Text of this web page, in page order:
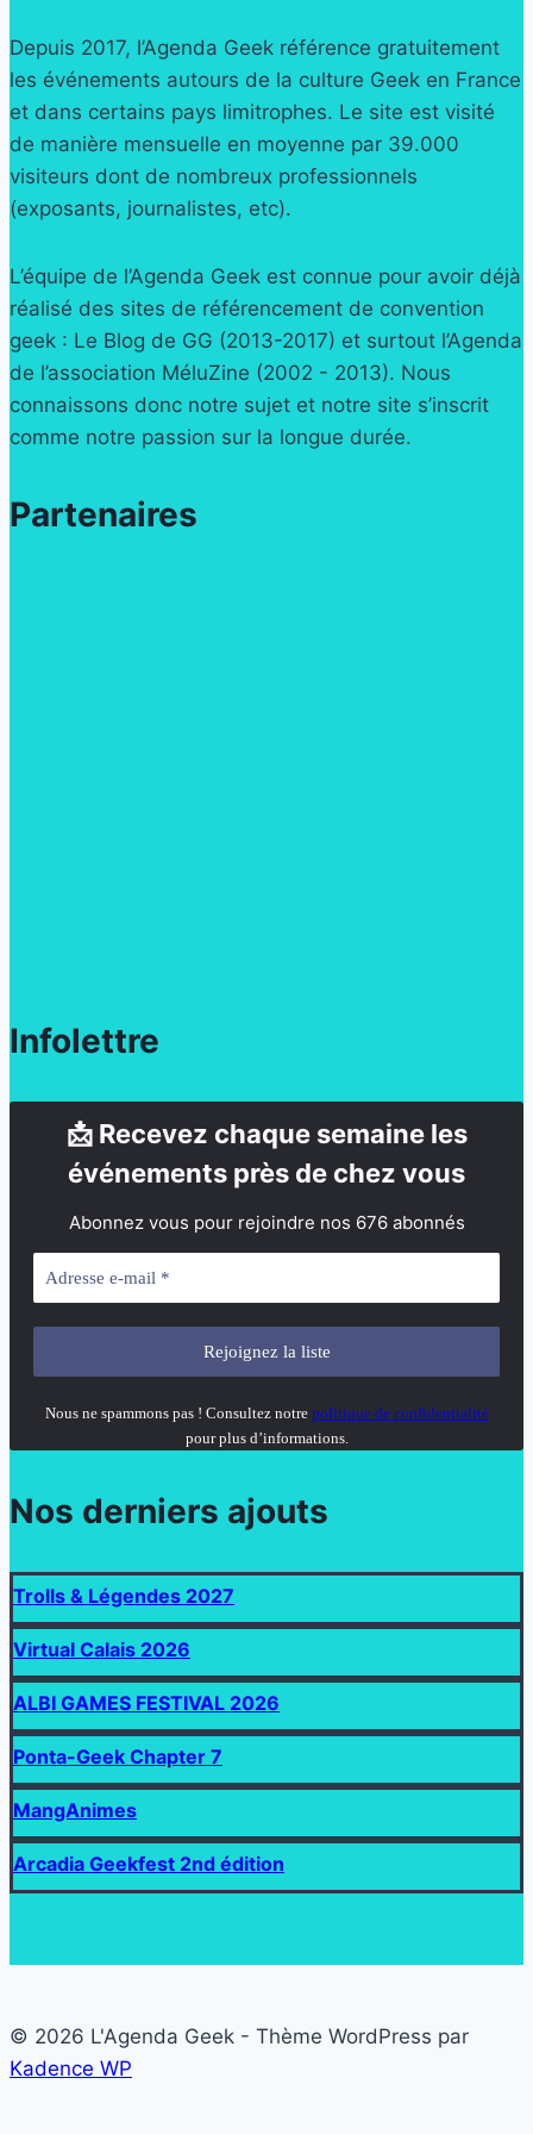
Depuis 2017, l’Agenda Geek référence gratuitement
les événements autours de la culture Geek en France
et dans certains pays limitrophes. Le site est visité
de manière mensuelle en moyenne par 39.000
visiteurs dont de nombreux professionnels
(exposants, journalistes, etc).
L’équipe de l’Agenda Geek est connue pour avoir déjà
réalisé des sites de référencement de convention
geek : Le Blog de GG (2013-2017) et surtout l’Agenda
de l’association MéluZine (2002 - 2013). Nous
connaissons donc notre sujet et notre site s’inscrit
comme notre passion sur la longue durée.
Partenaires
Infolettre
📩 Recevez chaque semaine les
événements près de chez vous
Abonnez vous pour rejoindre nos 676 abonnés
Nous ne spammons pas ! Consultez notre politique de confidentialité
pour plus d’informations.
Nos derniers ajouts
Trolls & Légendes 2027
Virtual Calais 2026
ALBI GAMES FESTIVAL 2026
Ponta-Geek Chapter 7
MangAnimes
Arcadia Geekfest 2nd édition
© 2026 L'Agenda Geek - Thème WordPress par
Kadence WP